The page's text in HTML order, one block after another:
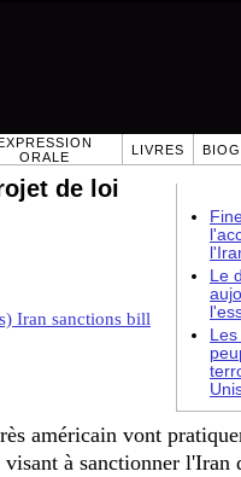
ORALE
LIVRES
Le
de loi
Iran sanctions bill
américain vont
à sanctionner l'Iran